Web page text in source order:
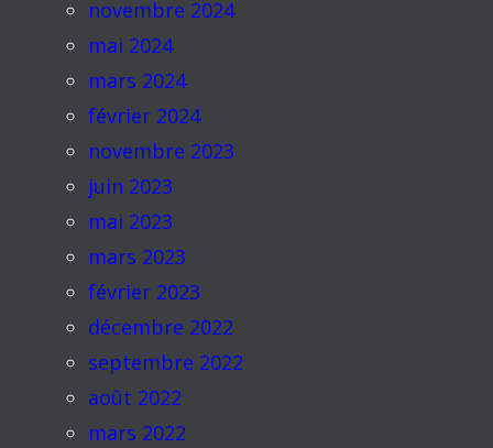
novembre 2024
mai 2024
mars 2024
février 2024
novembre 2023
juin 2023
mai 2023
mars 2023
février 2023
décembre 2022
septembre 2022
août 2022
mars 2022